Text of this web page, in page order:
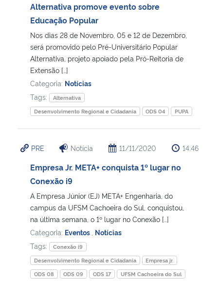
Alternativa promove evento sobre
Educação Popular
Nos dias 28 de Novembro, 05 e 12 de Dezembro,
será promovido pelo Pré-Universitário Popular
Alternativa, projeto apoiado pela Pró-Reitoria de
Extensão […]
Categoria: Notícias
Tags:
Alternativa
Desenvolvimento Regional e Cidadania
ODS 04 PUPA
PRE Notícia 11/11/2020 14:46
Empresa Jr. META+ conquista 1º lugar no
Conexão i9
A Empresa Júnior (EJ) META+ Engenharia, do
campus da UFSM Cachoeira do Sul, conquistou,
na última semana, o 1º lugar no Conexão […]
Categoria: Eventos Notícias
Tags:
Conexão i9
Desenvolvimento Regional e Cidadania
Empresa jr.
ODS 08
ODS 09 ODS 17 UFSM Cachoeira do Sul